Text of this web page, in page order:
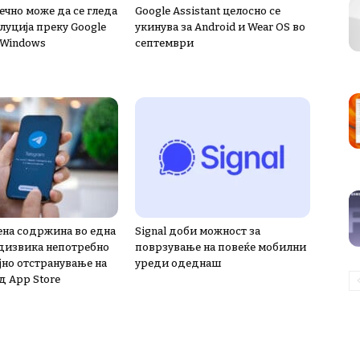
може да се гледа
преку Google
Google Assistant целосно се
укинува за Android и Wear OS во
септември
содржина во една
непотребно
отстранување на
App Store
Signal доби можност за
поврзување на повеќе мобилни
уреди одеднаш